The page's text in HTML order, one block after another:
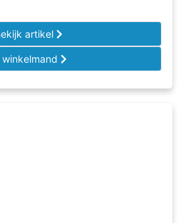
artikel
winkelmand